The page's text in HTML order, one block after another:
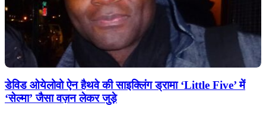
डेविड ओयेलोवो ऐन हैथवे की साइक्लिंग ड्रामा ‘Little Five’ में
‘सेल्मा’ जैसा वज़न लेकर जुड़े